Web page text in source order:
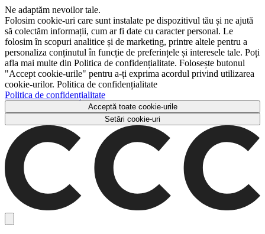
Ne adaptăm nevoilor tale.
Folosim cookie-uri care sunt instalate pe dispozitivul tău și ne ajută
să colectăm informații, cum ar fi date cu caracter personal. Le
folosim în scopuri analitice și de marketing, printre altele pentru a
personaliza conținutul în funcție de preferințele și interesele tale. Poți
afla mai multe din Politica de confidențialitate. Folosește butonul
"Accept cookie-urile" pentru a-ți exprima acordul privind utilizarea
cookie-urilor. Politica de confidențialitate
Politica de confidențialitate
Acceptă toate cookie-urile
Setări cookie-uri